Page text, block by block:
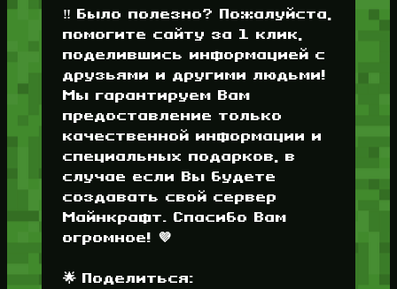
‼️ Было полезно? Пожалуйста,
помогите сайту за 1 клик,
поделившись информацией с
друзьями и другими людьми!
Мы гарантируем Вам
предоставление только
качественной информации и
специальных подарков, в
случае если Вы будете
создавать свой сервер
Майнкрафт. Спасибо Вам
огромное! 💜
🌟 Поделиться: